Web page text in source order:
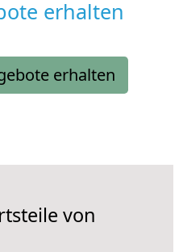
erhalten
erhalten
von